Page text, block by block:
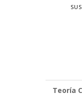
Teoría